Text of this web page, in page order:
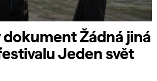
dokument Žádná jiná
Jeden svět